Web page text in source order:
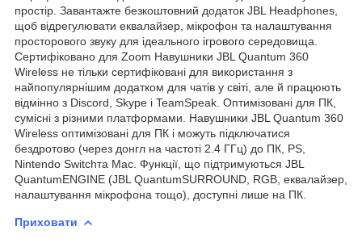
простір. Завантажте безкоштовний додаток JBL Headphones,
щоб відрегулювати еквалайзер, мікрофон та налаштування
просторового звуку для ідеального ігрового середовища.
Сертифіковано для Zoom Навушники JBL Quantum 360
Wireless не тільки сертифіковані для використання з
найпопулярнішим додатком для чатів у світі, але й працюють
відмінно з Discord, Skype і TeamSpeak. Оптимізовані для ПК,
сумісні з різними платформами. Навушники JBL Quantum 360
Wireless оптимізовані для ПК і можуть підключатися
бездротово (через донгл на частоті 2.4 ГГц) до ПК, PS,
Nintendo Switchта Mac. Функції, що підтримуються JBL
QuantumENGINE (JBL QuantumSURROUND, RGB, еквалайзер,
налаштування мікрофона тощо), доступні лише на ПК.
Приховати